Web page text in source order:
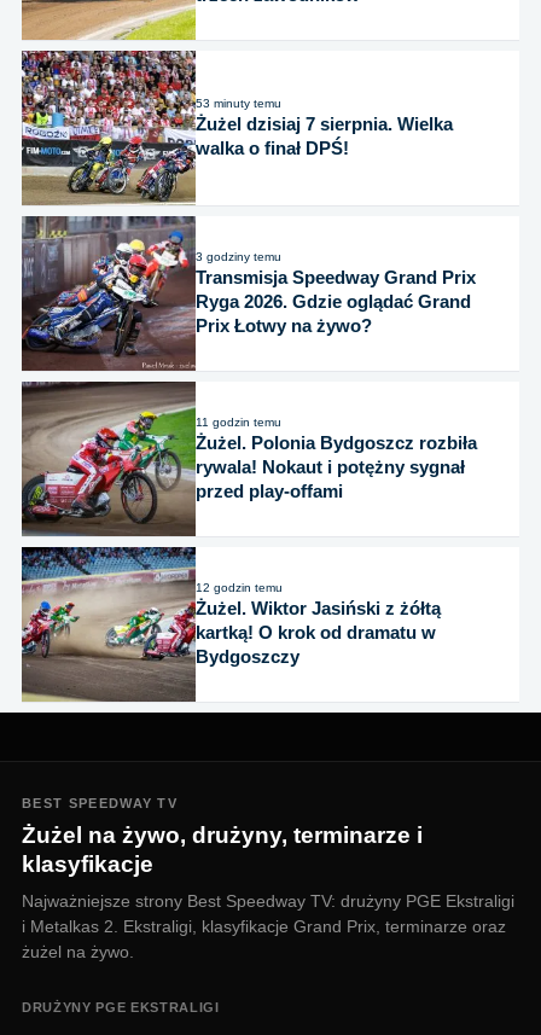
53 minuty temu
Żużel dzisiaj 7 sierpnia. Wielka
walka o finał DPŚ!
3 godziny temu
Transmisja Speedway Grand Prix
Ryga 2026. Gdzie oglądać Grand
Prix Łotwy na żywo?
11 godzin temu
Żużel. Polonia Bydgoszcz rozbiła
rywala! Nokaut i potężny sygnał
przed play-offami
12 godzin temu
Żużel. Wiktor Jasiński z żółtą
kartką! O krok od dramatu w
Bydgoszczy
BEST SPEEDWAY TV
Żużel na żywo, drużyny, terminarze i
klasyfikacje
Najważniejsze strony Best Speedway TV: drużyny PGE Ekstraligi
i Metalkas 2. Ekstraligi, klasyfikacje Grand Prix, terminarze oraz
żużel na żywo.
DRUŻYNY PGE EKSTRALIGI